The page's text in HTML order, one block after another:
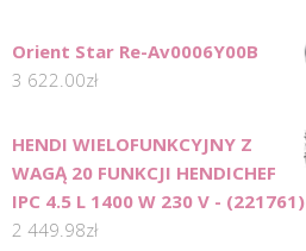
Orient Star Re-Av0006Y00B
3 622.00zł
HENDI WIELOFUNKCYJNY Z
WAGĄ 20 FUNKCJI HENDICHEF
IPC 4.5 L 1400 W 230 V - (221761)
2 449.98zł